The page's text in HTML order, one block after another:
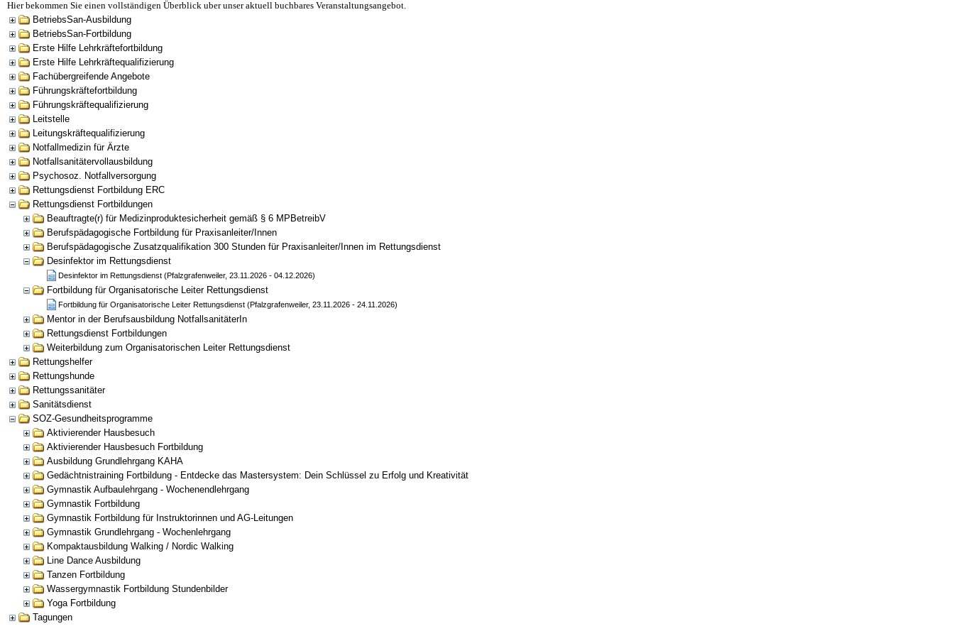
Hier bekommen Sie einen vollständigen Überblick uber unser aktuell buchbares Veranstaltungsangebot.
BetriebsSan-Ausbildung
BetriebsSan-Fortbildung
Erste Hilfe Lehrkräftefortbildung
Erste Hilfe Lehrkräftequalifizierung
Fachübergreifende Angebote
Führungskräftefortbildung
Führungskräftequalifizierung
Leitstelle
Leitungskräftequalifizierung
Notfallmedizin für Ärzte
Notfallsanitätervollausbildung
Psychosoz. Notfallversorgung
Rettungsdienst Fortbildung ERC
Rettungsdienst Fortbildungen
Beauftragte(r) für Medizinproduktesicherheit gemäß § 6 MPBetreibV
Berufspädagogische Fortbildung für Praxisanleiter/Innen
Berufspädagogische Zusatzqualifikation 300 Stunden für Praxisanleiter/Innen im Rettungsdienst
Desinfektor im Rettungsdienst
Desinfektor im Rettungsdienst (Pfalzgrafenweiler, 23.11.2026 - 04.12.2026)
Fortbildung für Organisatorische Leiter Rettungsdienst
Fortbildung für Organisatorische Leiter Rettungsdienst (Pfalzgrafenweiler, 23.11.2026 - 24.11.2026)
Mentor in der Berufsausbildung NotfallsanitäterIn
Rettungsdienst Fortbildungen
Weiterbildung zum Organisatorischen Leiter Rettungsdienst
Rettungshelfer
Rettungshunde
Rettungssanitäter
Sanitätsdienst
SOZ-Gesundheitsprogramme
Aktivierender Hausbesuch
Aktivierender Hausbesuch Fortbildung
Ausbildung Grundlehrgang KAHA
Gedächtnistraining Fortbildung - Entdecke das Mastersystem: Dein Schlüssel zu Erfolg und Kreativität
Gymnastik Aufbaulehrgang - Wochenendlehrgang
Gymnastik Fortbildung
Gymnastik Fortbildung für Instruktorinnen und AG-Leitungen
Gymnastik Grundlehrgang - Wochenlehrgang
Kompaktausbildung Walking / Nordic Walking
Line Dance Ausbildung
Tanzen Fortbildung
Wassergymnastik Fortbildung Stundenbilder
Yoga Fortbildung
Tagungen